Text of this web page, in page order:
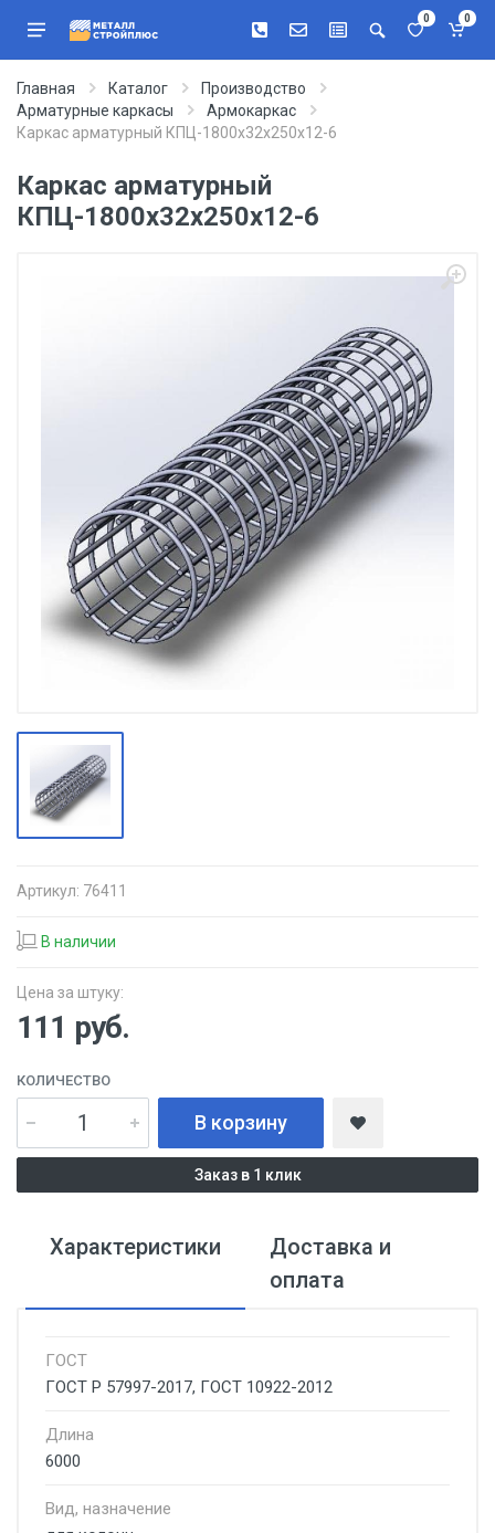
0 0
Главная Каталог
Производство
Арматурные каркасы
Армокаркас
Каркас арматурный КПЦ-1800х32х250х12-6
Каркас арматурный
КПЦ-1800х32х250х12-6
Артикул: 76411
В наличии
Цена за штуку:
111 руб.
КОЛИЧЕСТВО
В корзину
Заказ в 1 клик
Характеристики
Доставка и
оплата
ГОСТ
ГОСТ Р 57997-2017, ГОСТ 10922-2012
Длина
6000
Вид, назначение